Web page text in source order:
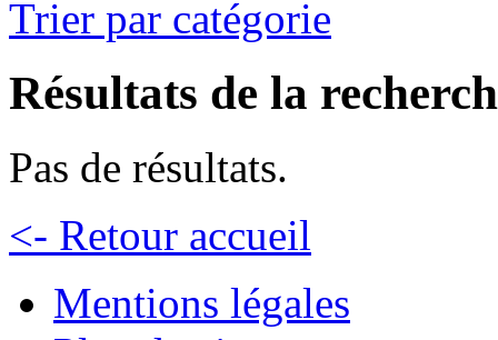
Trier par catégorie
Résultats de la
Pas de résultats.
<- Retour accueil
Mentions légales